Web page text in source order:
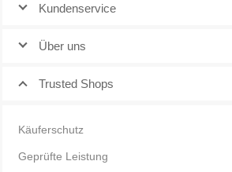
Kundenservice
Über uns
Trusted Shops
Käuferschutz
Geprüfte Leistung